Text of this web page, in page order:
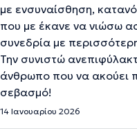
με ενσυναίσθηση,
που με έκανε να νιώσω
συνεδρία με
Την συνιστώ
άνθρωπο που να ακούει
σεβασμό!
14 Ιανουαρίου 2026